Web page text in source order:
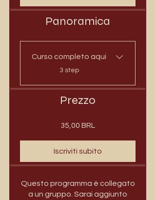
Panoramica
Curso completo aqui
.
3 step
Prezzo
35,00 BRL
Iscriviti subito
Questo programma è collegato
a un gruppo. Sarai aggiunto